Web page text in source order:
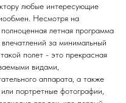
любые интересующие
Несмотря на
летная программа
за минимальный
полет - это прекрасная
видами,
аппарата, а также
портретные фотографии,